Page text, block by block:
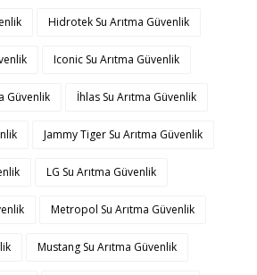
Hidrotek Su Arıtma Güvenlik
Iconic Su Arıtma Güvenlik
Güvenlik İhlas Su Arıtma Güvenlik
Jammy Tiger Su Arıtma Güvenlik
LG Su Arıtma Güvenlik
Metropol Su Arıtma Güvenlik
Mustang Su Arıtma Güvenlik